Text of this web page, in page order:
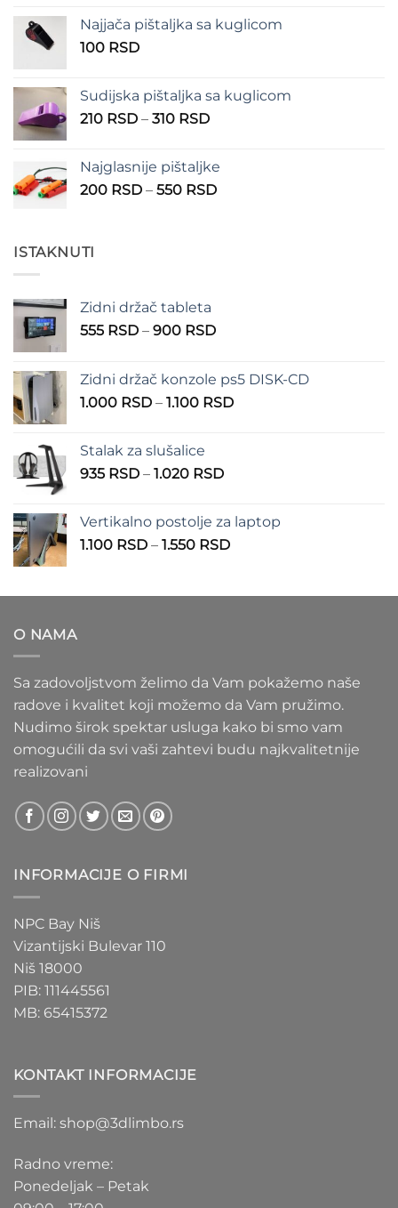
100 RSD
Najjača pištaljka sa kuglicom
100 RSD
Sudijska pištaljka sa kuglicom
210 RSD – 310 RSDRaspon
210 RSD
do
Najglasnije pištaljke
200 RSD – 550 RSDRaspon
ISTAKNUTI
Zidni držač tableta
555 RSD – 900 RSDRaspon
555 RSD
do
Zidni držač konzole ps5 DISK-CD
1.000 RSD – 1.100 RSDRaspon
Stalak za slušalice
935 RSD – 1.020 RSDRaspon
935 RSD
do
Vertikalno postolje za laptop
1.100 RSD – 1.550 RSDRaspon
1.100 RSD
O NAMA
Sa zadovoljstvom želimo da Vam pokažemo naše
radove i kvalitet koji možemo da Vam pružimo.
Nudimo širok spektar usluga kako bi smo vam
omogućili da svi vaši zahtevi budu najkvalitetnije
realizovani
INFORMACIJE O FIRMI
NPC Bay Niš
Vizantijski Bulevar 110
Niš 18000
PIB: 111445561
MB: 65415372
KONTAKT INFORMACIJE
Email: shop@3dlimbo.rs
Radno vreme:
Ponedeljak – Petak